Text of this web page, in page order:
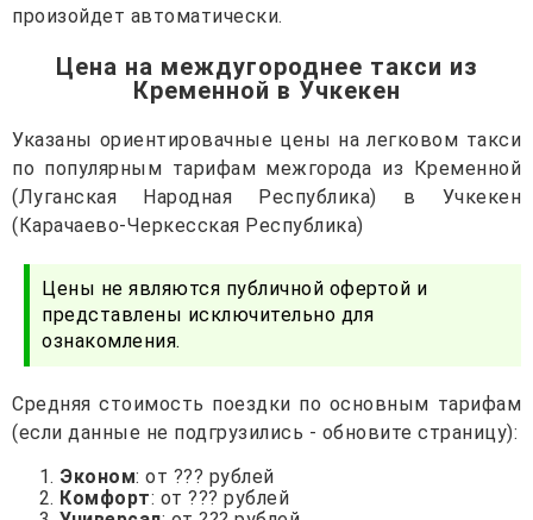
произойдет автоматически.
Цена на междугороднее такси из
Кременной в Учкекен
Указаны ориентировачные цены на легковом такси
по популярным тарифам межгорода из Кременной
(Луганская Народная Республика) в Учкекен
(Карачаево-Черкесская Республика)
Цены не являются публичной офертой и
представлены исключительно для
ознакомления.
Средняя стоимость поездки по основным тарифам
(если данные не подгрузились - обновите страницу):
Эконом: от ??? рублей
Комфорт: от ??? рублей